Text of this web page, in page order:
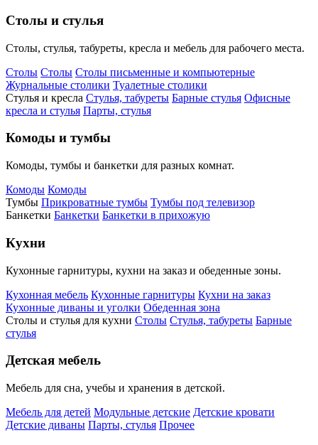
Столы и стулья
Столы, стулья, табуреты, кресла и мебель для рабочего места.
Столы Столы Столы письменные и компьютерные
Журнальные столики Туалетные столики
Стулья и кресла Стулья, табуреты Барные стулья Офисные
кресла и стулья Парты, стулья
Комоды и тумбы
Комоды, тумбы и банкетки для разных комнат.
Комоды Комоды
Тумбы Прикроватные тумбы Тумбы под телевизор
Банкетки Банкетки Банкетки в прихожую
Кухни
Кухонные гарнитуры, кухни на заказ и обеденные зоны.
Кухонная мебель Кухонные гарнитуры Кухни на заказ
Кухонные диваны и уголки Обеденная зона
Столы и стулья для кухни Столы Стулья, табуреты Барные
стулья
Детская мебель
Мебель для сна, учебы и хранения в детской.
Мебель для детей Модульные детские Детские кровати
Детские диваны Парты, стулья Прочее